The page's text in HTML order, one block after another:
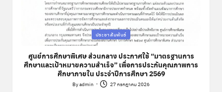
Posted
ประชาสัมพันธ์
ศูนย์การศึกษาพิเศษ ส่วนกลาง ประกาศใช้ “มาตรฐานการ
ศึกษาและเป้าหมายความสำเร็จ” เพื่อการประกันคุณภาพการ
ศึกษาภายใน ประจำปีการศึกษา 2569
Posted
Byadmin 27 กรกฎาคม 2026